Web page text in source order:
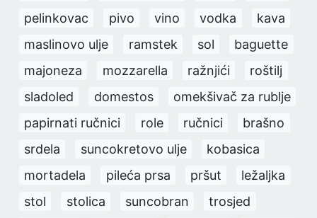
pelinkovac
pivo vino vodka
kava
maslinovo ulje
ramstek sol
baguette
majoneza
mozzarella ražnjići
roštilj
sladoled
domestos
omekšivač za rublje
papirnati ručnici
role ručnici
brašno
srdela
suncokretovo ulje
kobasica
mortadela
pileća prsa pršut
ležaljka
stol
stolica suncobran
trosjed